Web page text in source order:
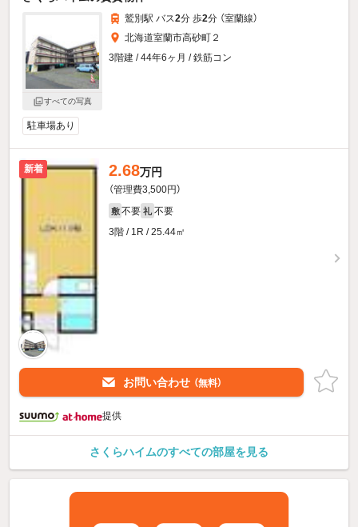
すべての写真
鷲別駅 バス2分 歩2分 （室蘭線）
北海道室蘭市高砂町２
3階建 / 44年6ヶ月 / 鉄筋コン
駐車場あり
新着 2.68万円
（管理費3,500円）
敷 不要 礼 不要
3階 / 1R / 25.44㎡
お問い合わせ （無料）
提供
さくらハイムのすべての部屋を見る